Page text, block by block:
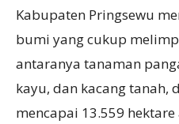
Kabupaten Pringsewu
bumi yang cukup
antaranya tanaman
kayu, dan kacang tanah,
mencapai 13.559